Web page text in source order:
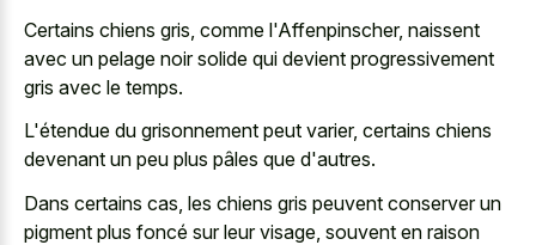
Certains chiens gris, comme l'Affenpinscher, naissent
avec un pelage noir solide qui devient progressivement
gris avec le temps.
L'étendue du grisonnement peut varier, certains chiens
devenant un peu plus pâles que d'autres.
Dans certains cas, les chiens gris peuvent conserver un
pigment plus foncé sur leur visage, souvent en raison